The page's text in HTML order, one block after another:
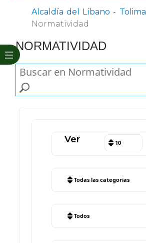
Alcaldía del Líbano - Tolima
Normatividad
NORMATIVIDAD
Ver 10
Todas las categorias
Todos